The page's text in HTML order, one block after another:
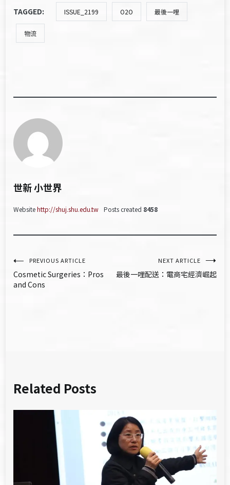
TAGGED: ISSUE_2199 O2O 最後一哩
物流
世新 小世界
Websitehttp://shuj.shu.edu.tw Posts created 8458
文
章
PREVIOUS ARTICLE
Cosmetic Surgeries：Pros
and Cons
NEXT ARTICLE
最後一哩配送：電商宅經濟崛起
Related Posts